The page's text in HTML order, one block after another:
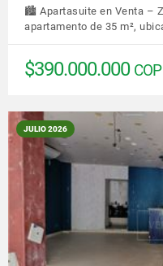
🏙️ Apartasuite en Venta –
apartamento de 35 m²,
$390.000.000 COP
JULIO 2026